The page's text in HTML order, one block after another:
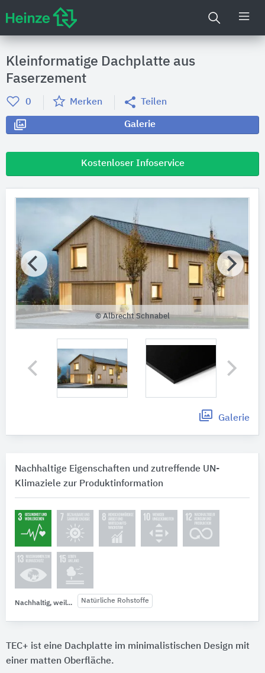
Kleinformatige Dachplatte aus
Faserzement
0 Merken Teilen
Galerie
Kostenloser Infoservice
© Albrecht Schnabel
Galerie
Nachhaltige Eigenschaften und zutreffende UN-
Klimaziele zur Produktinformation
Nachhaltig, weil... Natürliche Rohstoffe
TEC+ ist eine Dachplatte im minimalistischen Design mit
einer matten Oberfläche.